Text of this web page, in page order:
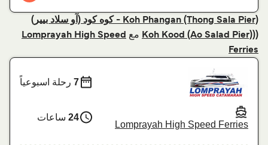
Koh Phangan (Thong Sala Pier) - كوه كود (آو سلاد بيير)
معLomprayah High Speed
Ferries
Lomprayah High Speed Ferries
7رحلة اسبوعياً
24ساعات